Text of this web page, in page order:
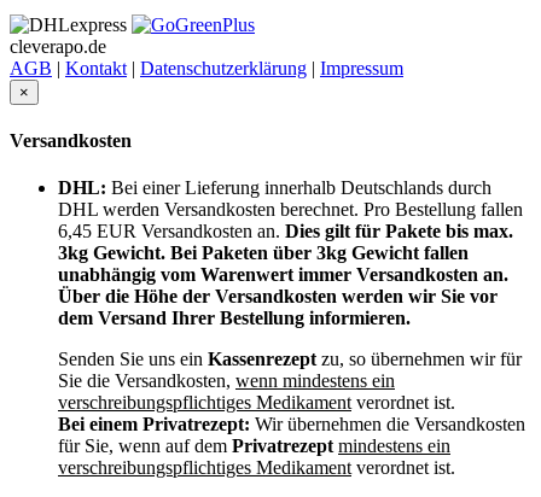
cleverapo.de
AGB | Kontakt | Datenschutzerklärung | Impressum
×
Versandkosten
DHL: Bei einer Lieferung innerhalb Deutschlands durch
DHL werden Versandkosten berechnet. Pro Bestellung fallen
6,45 EUR Versandkosten an. Dies gilt für Pakete bis max.
3kg Gewicht. Bei Paketen über 3kg Gewicht fallen
unabhängig vom Warenwert immer Versandkosten an.
Über die Höhe der Versandkosten werden wir Sie vor
dem Versand Ihrer Bestellung informieren.
Senden Sie uns ein Kassenrezept zu, so übernehmen wir für
Sie die Versandkosten, wenn mindestens ein
verschreibungspflichtiges Medikament verordnet ist.
Bei einem Privatrezept: Wir übernehmen die Versandkosten
für Sie, wenn auf dem Privatrezept mindestens ein
verschreibungspflichtiges Medikament verordnet ist.